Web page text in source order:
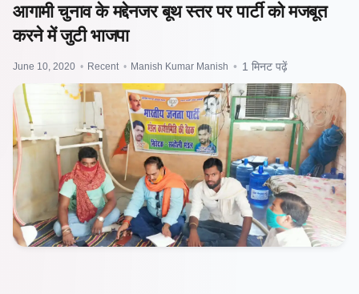
आगामी चुनाव के मद्देनजर बूथ स्तर पर पार्टी को मजबूत
करने में जुटी भाजपा
June 10, 2020 • Recent • Manish Kumar Manish • 1 मिनट पढ़ें